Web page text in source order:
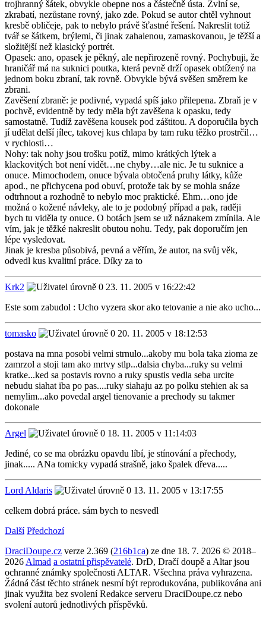
trojhranný šátek, obvykle obepne nos a částečně ústa. Zvlní se,
zkrabatí, nezůstane rovný, jako zde. Pokud se autor chtěl vyhnout
kresbě obličeje, pak to nebylo právě šťastné řešení. Nakreslit totiž
tvář se šátkem, brýlemi, či jinak zahalenou, zamaskovanou, je těžší a
složitější než klasický portrét.
Opasek: ano, opasek je pěkný, ale nepřirozeně rovný. Pochybuji, že
hraničář má na suknici poutka, která pevně drží opasek obtížený na
jednom boku zbraní, tak rovně. Obvykle bývá svěšen směrem ke
zbrani.
Zavěšení zbraně: je podivné, vypadá spíš jako přilepena. Zbraň je v
pochvě, evidentně by tedy měla být zavěšena k opasku, tedy
samostatně. Tudíž zavěšena kousek pod záštitou. A doporučila bych
jí udělat delší jílec, takovej kus chlapa by tam ruku těžko prostrčil…
v rychlosti…
Nohy: tak nohy jsou trošku potíž, mimo krátkých lýtek a
klackovitých bot není vidět…ne chyby…ale nic. Je tu suknice a
onuce. Mimochodem, onuce bývala obtočená pruhy látky, kůže
apod., ne přichycena pod obuví, protože tak by se mohla snáze
odtrhnout a rozhodně to nebylo moc praktické. Ehm…ono jde
možná o kožené návleky, ale to je podobný případ a pak, raději
bych tu viděla ty onuce. O botách jsem se už náznakem zmínila. Ale
vím, jak je těžké nakreslit obutou nohu. Tedy, pak doporučím jen
lépe vysledovat.
Jinak je kresba působivá, pevná a věřím, že autor, na svůj věk,
odvedl kus kvalitní práce. Díky za to
Krk2
23. 11. 2005 v 16:22:42
Este som zabudol : Ucho vyzera skor ako tetovanie a nie ako ucho...
tomasko
20. 11. 2005 v 18:12:53
postava na mna posobi velmi strnulo...akoby mu bola taka zioma ze
zamrzol a stoji tam ako mrtvy stlp...dalsia chyba...ruky su velmi
kratke...ked sa postavis rovno a ruky spustis vedla seba urcite
nebudu siahat iba po pas....ruky siahaju az po polku stehien ak sa
nemylim...ako povedal argel tienovanie a prechody su takmer
dokonale
Argel
18. 11. 2005 v 11:14:03
Jediné, co se ma obrázku opavdu líbí, je stínování a přechody,
jinak..... ANa tomicky vypadá strašně, jako špalek dřeva.....
Lord Aldaris
13. 11. 2005 v 13:17:55
celkem dobrá práce. sám bych to nesvedl
Další Předchozí
DraciDoupe.cz verze 2.369 (216b1ca) ze dne 18. 7. 2026 © 2018–
2026 Almad a ostatní přispěvatelé. DrD, Dračí doupě a Altar jsou
ochranné známky společnosti ALTAR. Všechna práva vyhrazena.
Žádná část těchto stránek nesmí být reprodukována, publikována ani
jinak využita bez svolení Redakce serveru DraciDoupe.cz nebo
svolení autorů jednotlivých příspěvků.